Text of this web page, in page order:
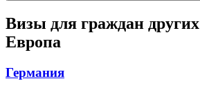
Визы для граждан
Европа
Германия